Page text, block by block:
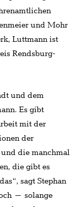
und Mohr
Luttmann ist
Rendsburg-
und dem
Es gibt
mit der
der
die manchmal
die gibt es
sagt Stephan
– solange